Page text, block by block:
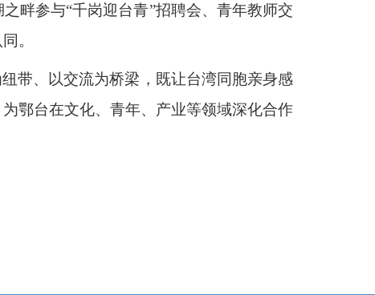
畔参与“千岗迎台青”招聘会、青年教师交
。
带、以交流为桥梁，既让台湾同胞亲身感
鄂台在文化、青年、产业等领域深化合作